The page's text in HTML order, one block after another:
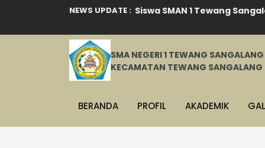
NEWS UPDATE : Siswa SMAN 1 Tewang
Workshop Projek
SISWA-SISWI SMAN 1
MASA PENGENALAN
SMA NEGERI 1 TEWANG
KECAMATAN TEWANG
BERANDA PROFIL AKADEMIK